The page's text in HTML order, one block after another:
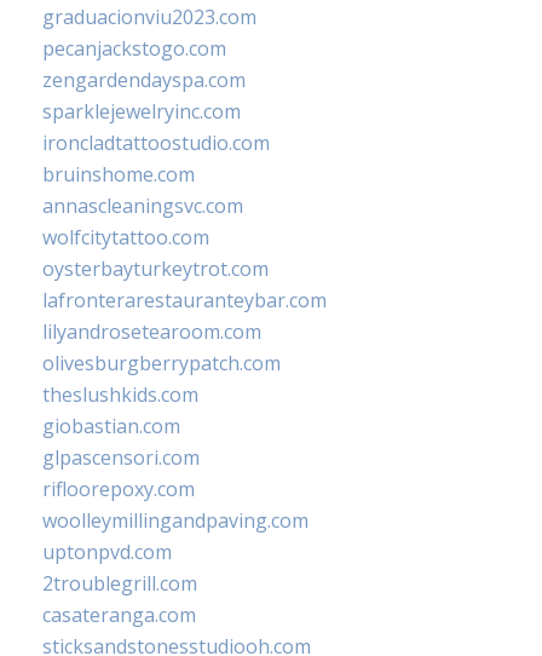
graduacionviu2023.com
pecanjackstogo.com
zengardendayspa.com
sparklejewelryinc.com
ironcladtattoostudio.com
bruinshome.com
annascleaningsvc.com
wolfcitytattoo.com
oysterbayturkeytrot.com
lafronterarestauranteybar.com
lilyandrosetearoom.com
olivesburgberrypatch.com
theslushkids.com
giobastian.com
glpascensori.com
rifloorepoxy.com
woolleymillingandpaving.com
uptonpvd.com
2troublegrill.com
casateranga.com
sticksandstonesstudiooh.com